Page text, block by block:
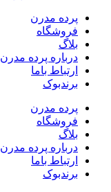
پرده مدرن
فروشگاه
بلاگ
درباره پرده مدرن
ارتباط باما
برندبوک
پرده مدرن
فروشگاه
بلاگ
درباره پرده مدرن
ارتباط باما
برندبوک